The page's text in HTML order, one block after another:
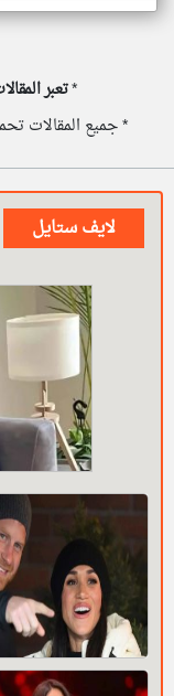
*تعبر
* جميع المقالات
لايف ستايل